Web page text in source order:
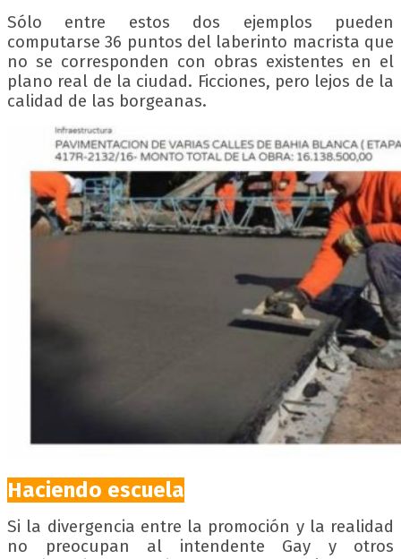
Sólo entre estos dos ejemplos pueden
computarse 36 puntos del laberinto macrista que
no se corresponden con obras existentes en el
plano real de la ciudad. Ficciones, pero lejos de la
calidad de las borgeanas.
Haciendo escuela
Si la divergencia entre la promoción y la realidad
no preocupan al intendente Gay y otros